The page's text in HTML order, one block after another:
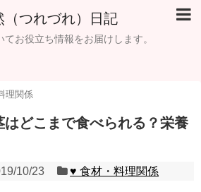
（つれづれ）日記
お役立ち情報をお届けします。
理関係
はどこまで食べられる？栄養
10/23 ♥ 食材・料理関係